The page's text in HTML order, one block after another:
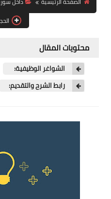
محتويات المقال
الشواغر الوظيفية:
رابط الشرح والتقديم: